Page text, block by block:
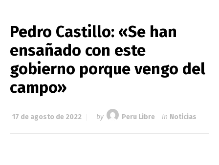
Pedro Castillo: «Se han
ensañado con este
gobierno porque vengo del
campo»
17 de agosto de 2022 by Peru Libre in Noticias